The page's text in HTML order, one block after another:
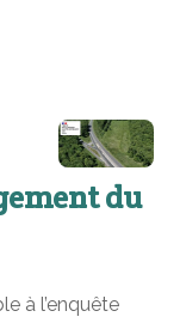
du
à l’enquête